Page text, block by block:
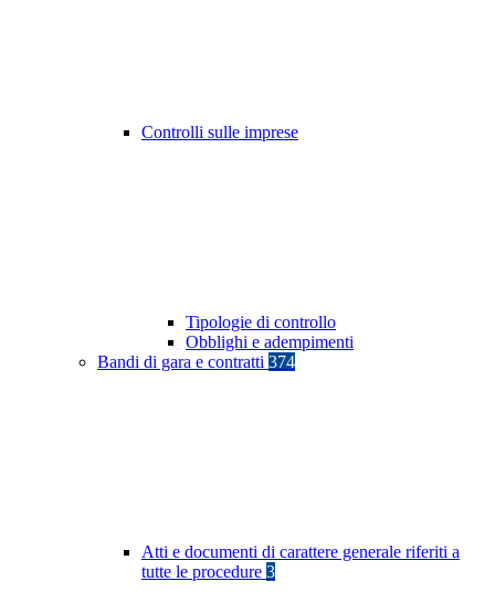
Controlli sulle imprese
Tipologie di controllo
Obblighi e adempimenti
Bandi di gara e contratti 374
Atti e documenti di carattere generale riferiti a
tutte le procedure 3